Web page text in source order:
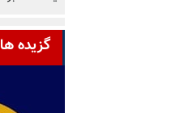
گزیده ها